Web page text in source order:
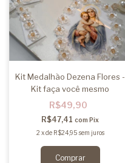
Kit Medalhão Dezena Flores -
Kit faça você mesmo
R$49,90
R$47,41com Pix
2 xde R$24,95 sem juros
Comprar